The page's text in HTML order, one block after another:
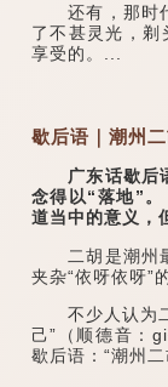
还有，那时代
了不甚灵光，剃
享受的。...
歇后语｜潮州二
广东话歇后语
念得以“落地”
道当中的意义，
二胡是潮州最
夹杂“依呀依呀”
不少人认为二
己”（顺德音：
歇后语：“潮州